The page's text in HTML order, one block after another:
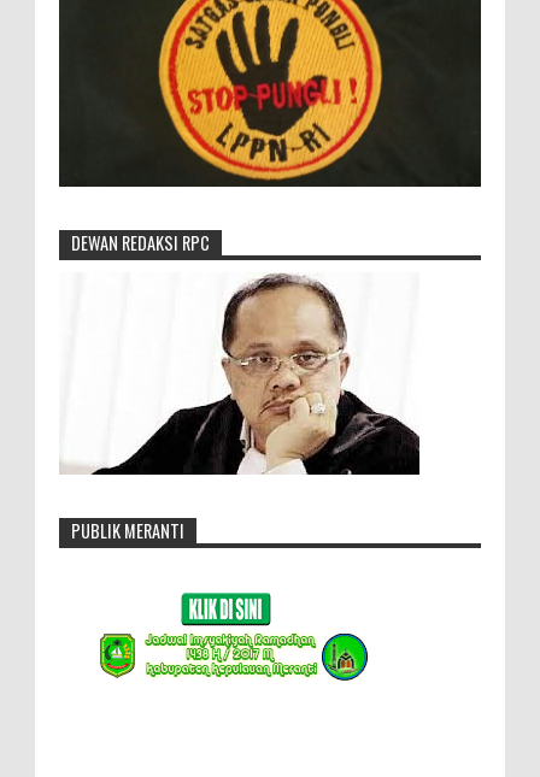
DEWAN REDAKSI RPC
PUBLIK MERANTI